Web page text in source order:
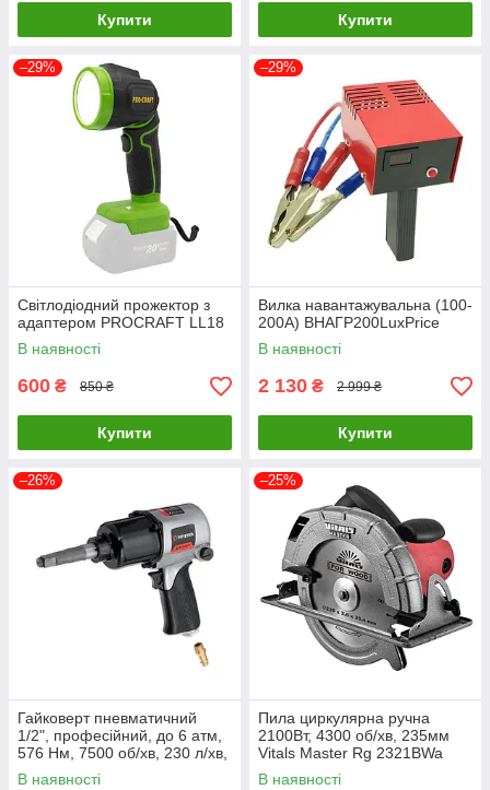
Купити Купити
–29%
Світлодіодний прожектор з
адаптером PROCRAFT LL18
В наявності
600 ₴ 850 ₴
Купити
–29%
Вилка навантажувальна (100-
200А) ВНАГР200LuxPrice
В наявності
2 130 ₴ 2 999 ₴
Купити
–26%
Гайковерт пневматичний
1/2", професійний, до 6 атм,
576 Нм, 7500 об/хв, 230 л/хв,
STORM INTERTOOL PT-1103
В наявності
–25%
Пила циркулярна ручна
2100Вт, 4300 об/хв, 235мм
Vitals Master Rg 2321BWa
52096
В наявності